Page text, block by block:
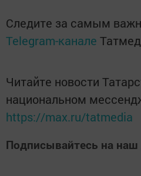
Следите за самым
Telegram-канале
Читайте новости
национальном
https://max.ru/tatmedia
Подписывайтесь на наш